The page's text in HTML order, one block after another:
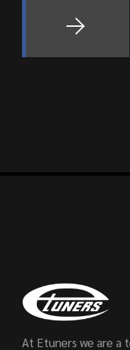
At Etuners we are a